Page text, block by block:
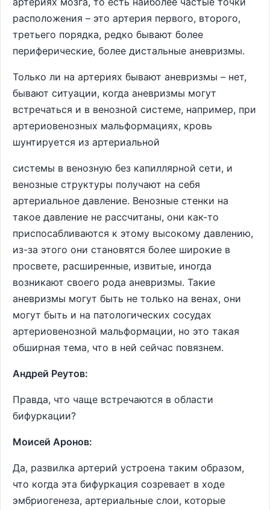
расположения – это артерия первого, второго,
третьего порядка, редко бывают более
периферические, более дистальные аневризмы.
Только ли на артериях бывают аневризмы – нет,
бывают ситуации, когда аневризмы могут
встречаться и в венозной системе, например, при
артериовенозных мальформациях, кровь
шунтируется из артериальной
системы в венозную без капиллярной сети, и
венозные структуры получают на себя
артериальное давление. Венозные стенки на
такое давление не рассчитаны, они как-то
приспосабливаются к этому высокому давлению,
из-за этого они становятся более широкие в
просвете, расширенные, извитые, иногда
возникают своего рода аневризмы. Такие
аневризмы могут быть не только на венах, они
могут быть и на патологических сосудах
артериовенозной мальформации, но это такая
обширная тема, что в ней сейчас повязнем.
Андрей Реутов:
Правда, что чаще встречаются в области
бифуркации?
Моисей Аронов:
Да, развилка артерий устроена таким образом,
что когда эта бифуркация созревает в ходе
эмбриогенеза, артериальные слои, которые